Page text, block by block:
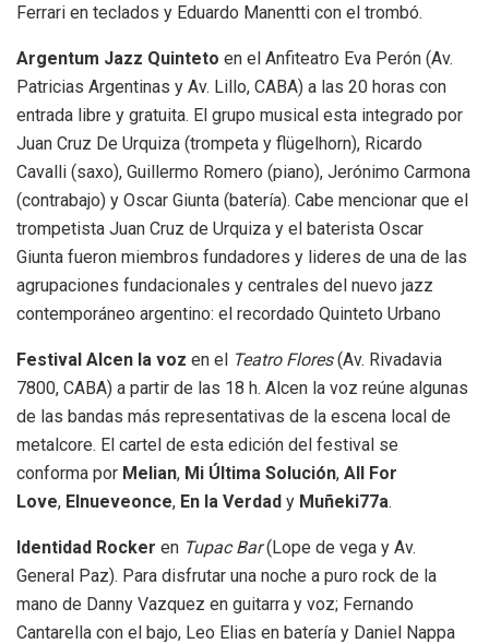
Ferrari en teclados y Eduardo Manentti con el trombó.
Argentum Jazz Quinteto en el Anfiteatro Eva Perón (Av.
Patricias Argentinas y Av. Lillo, CABA) a las 20 horas con
entrada libre y gratuita. El grupo musical esta integrado por
Juan Cruz De Urquiza (trompeta y flügelhorn), Ricardo
Cavalli (saxo), Guillermo Romero (piano), Jerónimo Carmona
(contrabajo) y Oscar Giunta (batería). Cabe mencionar que el
trompetista Juan Cruz de Urquiza y el baterista Oscar
Giunta fueron miembros fundadores y lideres de una de las
agrupaciones fundacionales y centrales del nuevo jazz
contemporáneo argentino: el recordado Quinteto Urbano
Festival Alcen la voz en el Teatro Flores(Av. Rivadavia
7800, CABA) a partir de las 18 h. Alcen la voz reúne algunas
de las bandas más representativas de la escena local de
metalcore. El cartel de esta edición del festival se
conforma por Melian, Mi Última Solución, All For
Love, Elnueveonce, En la Verdad y Muñeki77a.
Identidad Rocker en Tupac Bar(Lope de vega y Av.
General Paz). Para disfrutar una noche a puro rock de la
mano de Danny Vazquez en guitarra y voz; Fernando
Cantarella con el bajo, Leo Elias en batería y Daniel Nappa